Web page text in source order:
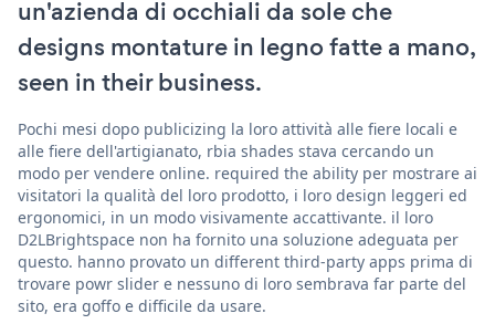
un'azienda di occhiali da sole che
designs montature in legno fatte a mano,
seen in their business.
Pochi mesi dopo publicizing la loro attività alle fiere locali e
alle fiere dell'artigianato, rbia shades stava cercando un
modo per vendere online. required the ability per mostrare ai
visitatori la qualità del loro prodotto, i loro design leggeri ed
ergonomici, in un modo visivamente accattivante. il loro
D2LBrightspace non ha fornito una soluzione adeguata per
questo. hanno provato un different third-party apps prima di
trovare powr slider e nessuno di loro sembrava far parte del
sito, era goffo e difficile da usare.